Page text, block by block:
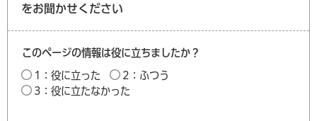
をお聞かせください
このページの情報は役に立ちましたか？
1：役に立った
2：ふつう
3：役に立たなかった